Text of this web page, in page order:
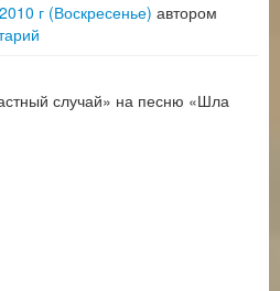
г (Воскресенье) автором
случай» на песню «Шла